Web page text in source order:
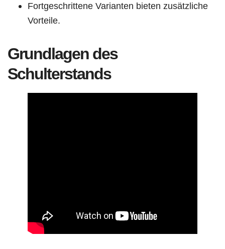
Fortgeschrittene Varianten bieten zusätzliche
Vorteile.
Grundlagen des
Schulterstands